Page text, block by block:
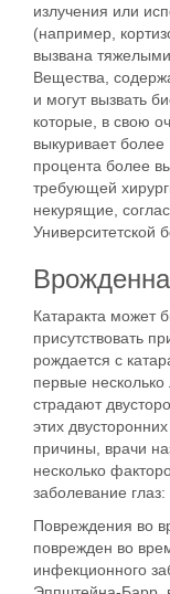
излучения или
(например,
вызвана
Вещества,
и могут вызвать
которые, в свою
выкуривает
процента более
требующей
некурящие,
Университетской
Катаракта может
присутствовать
рождается с
первые
страдают
этих
причины, врачи
несколько
заболевание глаз:
Повреждения во
поврежден во
инфекционного